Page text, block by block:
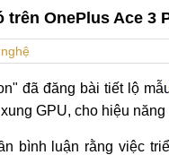
trên OnePlus Ace 3
đã đăng bài tiết lộ
GPU, cho hiệu
bình luận rằng việc